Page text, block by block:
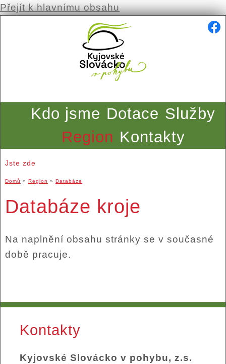
Přejít k hlavnímu obsahu
Kdo jsme Dotace Služby
Region Kontakty
Jste zde
Domů » Region » Databáze
Databáze kroje
Na naplnění obsahu stránky se v současné
době pracuje.
Kontakty
Kyjovské Slovácko v pohybu, z.s.